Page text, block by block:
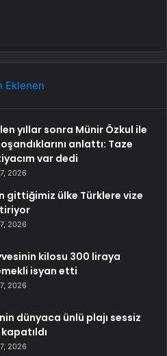
Eklenen
yıllar sonra Münir Özkul ile
anlattı: Taze
var dedi
2026
gittiğimiz ülke Türklere vize
2026
kilosu 300 liraya
isyan etti
2026
dünyaca ünlü plajı sessiz
2026